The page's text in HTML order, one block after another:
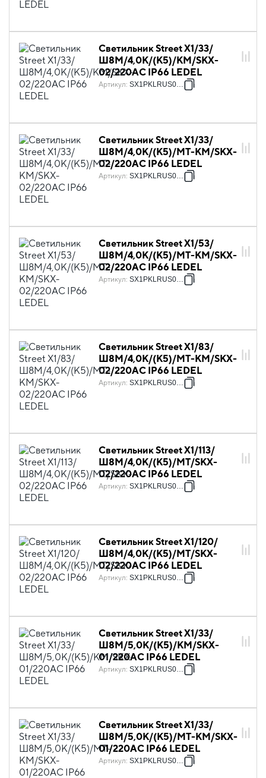
Светильник Street X1/33/
Ш8M/4,0К/(К5)/KM/SKX-
02/220AC IP66 LEDEL
Артикул: SX1PKLRUS0014
Светильник Street X1/33/
Ш8M/4,0К/(К5)/MT-KM/SKX-
02/220AC IP66 LEDEL
Артикул: SX1PKLRUS0015
Светильник Street X1/53/
Ш8M/4,0К/(К5)/MT-KM/SKX-
02/220AC IP66 LEDEL
Артикул: SX1PKLRUS0016
Светильник Street X1/83/
Ш8M/4,0К/(К5)/MT-KM/SKX-
02/220AC IP66 LEDEL
Артикул: SX1PKLRUS0018
Светильник Street X1/113/
Ш8M/4,0К/(К5)/MT/SKX-
02/220AC IP66 LEDEL
Артикул: SX1PKLRUS0020
Светильник Street X1/120/
Ш8M/4,0К/(К5)/MT/SKX-
02/220AC IP66 LEDEL
Артикул: SX1PKLRUS0021
Светильник Street X1/33/
Ш8M/5,0К/(К5)/KM/SKX-
01/220AC IP66 LEDEL
Артикул: SX1PKLRUS0027
Светильник Street X1/33/
Ш8M/5,0К/(К5)/MT-KM/SKX-
01/220AC IP66 LEDEL
Артикул: SX1PKLRUS0028